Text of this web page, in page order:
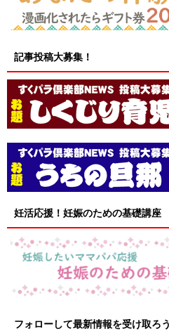
記事投稿大募集！
妊活応援！妊娠のための基礎講座
フォローして最新情報を受け取ろ